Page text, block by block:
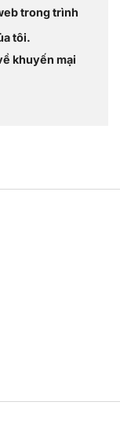
trong trình
tôi.
khuyến mại